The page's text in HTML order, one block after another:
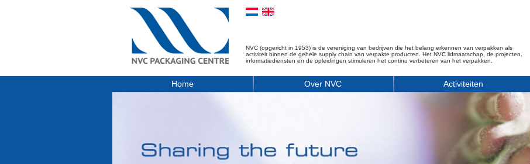
NVC (opgericht in 1953) is de vereniging van bedrijven die het belang erkennen van verpakken als
activiteit binnen de gehele supply chain van verpakte producten. Het NVC lidmaatschap, de projecten,
informatiediensten en de opleidingen stimuleren het continu verbeteren van het verpakken.
Home Over NVC Activiteiten